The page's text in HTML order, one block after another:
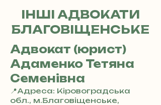
ІНШІ АДВОКАТИ
БЛАГОВІЩЕНСЬКЕ
Адвокат (юрист)
Адаменко Тетяна
Семенівна
📍Адреса: Кіровоградська
обл., м.Благовіщенське,